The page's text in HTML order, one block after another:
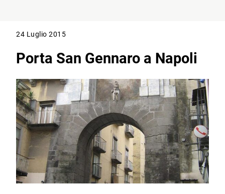
24 Luglio 2015
Porta San Gennaro a Napoli